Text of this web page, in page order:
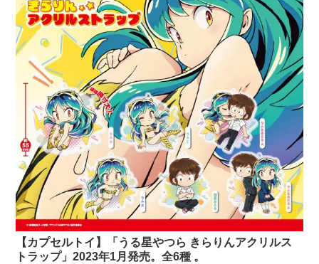
【カプセルトイ】「うる星やつら きらりんアクリルス
トラップ」2023年1月発売。全6種 。